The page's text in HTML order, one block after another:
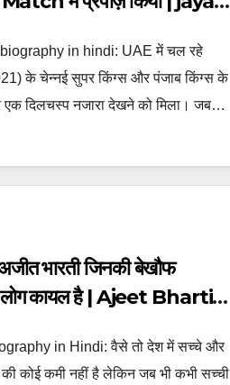
in hindi: UAE में चल रहे
के चेन्नई सुपर किंग्स और पंजाब किंग्स के
एक दिलचस्प नजारा देखने को मिला। जब…
भारती जिनकी बेखौफ
लोग कायल है | Ajeet Bharti
in Hindi: वैसे तो देश में सच्चे और
की कोई कमी नहीं है लेकिन जब भी कभी सच्ची